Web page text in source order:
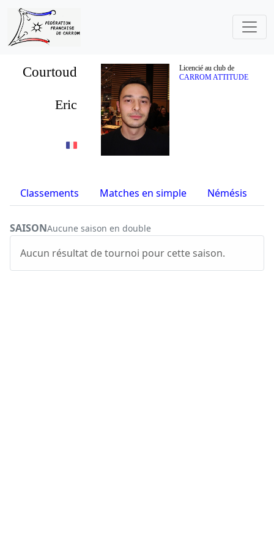
Courtoud
Licencié au club de
CARROM ATTITUDE
Eric
Classements Matches en simple Némésis
SAISONAucune saison en double
Aucun résultat de tournoi pour cette saison.